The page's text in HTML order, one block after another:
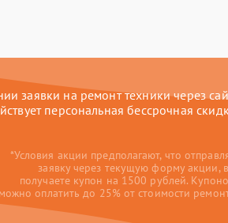
заявки на ремонт техники через
персональная бессрочная
*Условия акции предполагают, что
заявку через текущую форму акции,
получаете купон на 1500 рублей.
можно оплатить до 25% от стоимости